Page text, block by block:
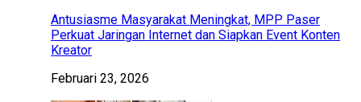
Antusiasme Masyarakat Meningkat, MPP Paser
Perkuat Jaringan Internet dan Siapkan Event Konten
Kreator
Februari 23, 2026